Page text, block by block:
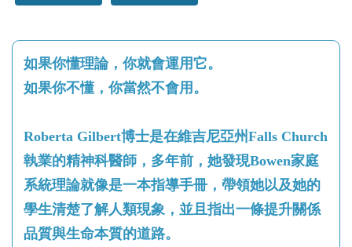
如果你懂理論，你就會運用它。
如果你不懂，你當然不會用。
Roberta Gilbert博士是在維吉尼亞州Falls Church
執業的精神科醫師，多年前，她發現Bowen家庭
系統理論就像是一本指導手冊，帶領她以及她的
學生清楚了解人類現象，並且指出一條提升關係
品質與生命本質的道路。